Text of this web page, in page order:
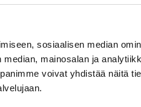
sosiaalisen median
mainosalan ja
voivat yhdistää näitä